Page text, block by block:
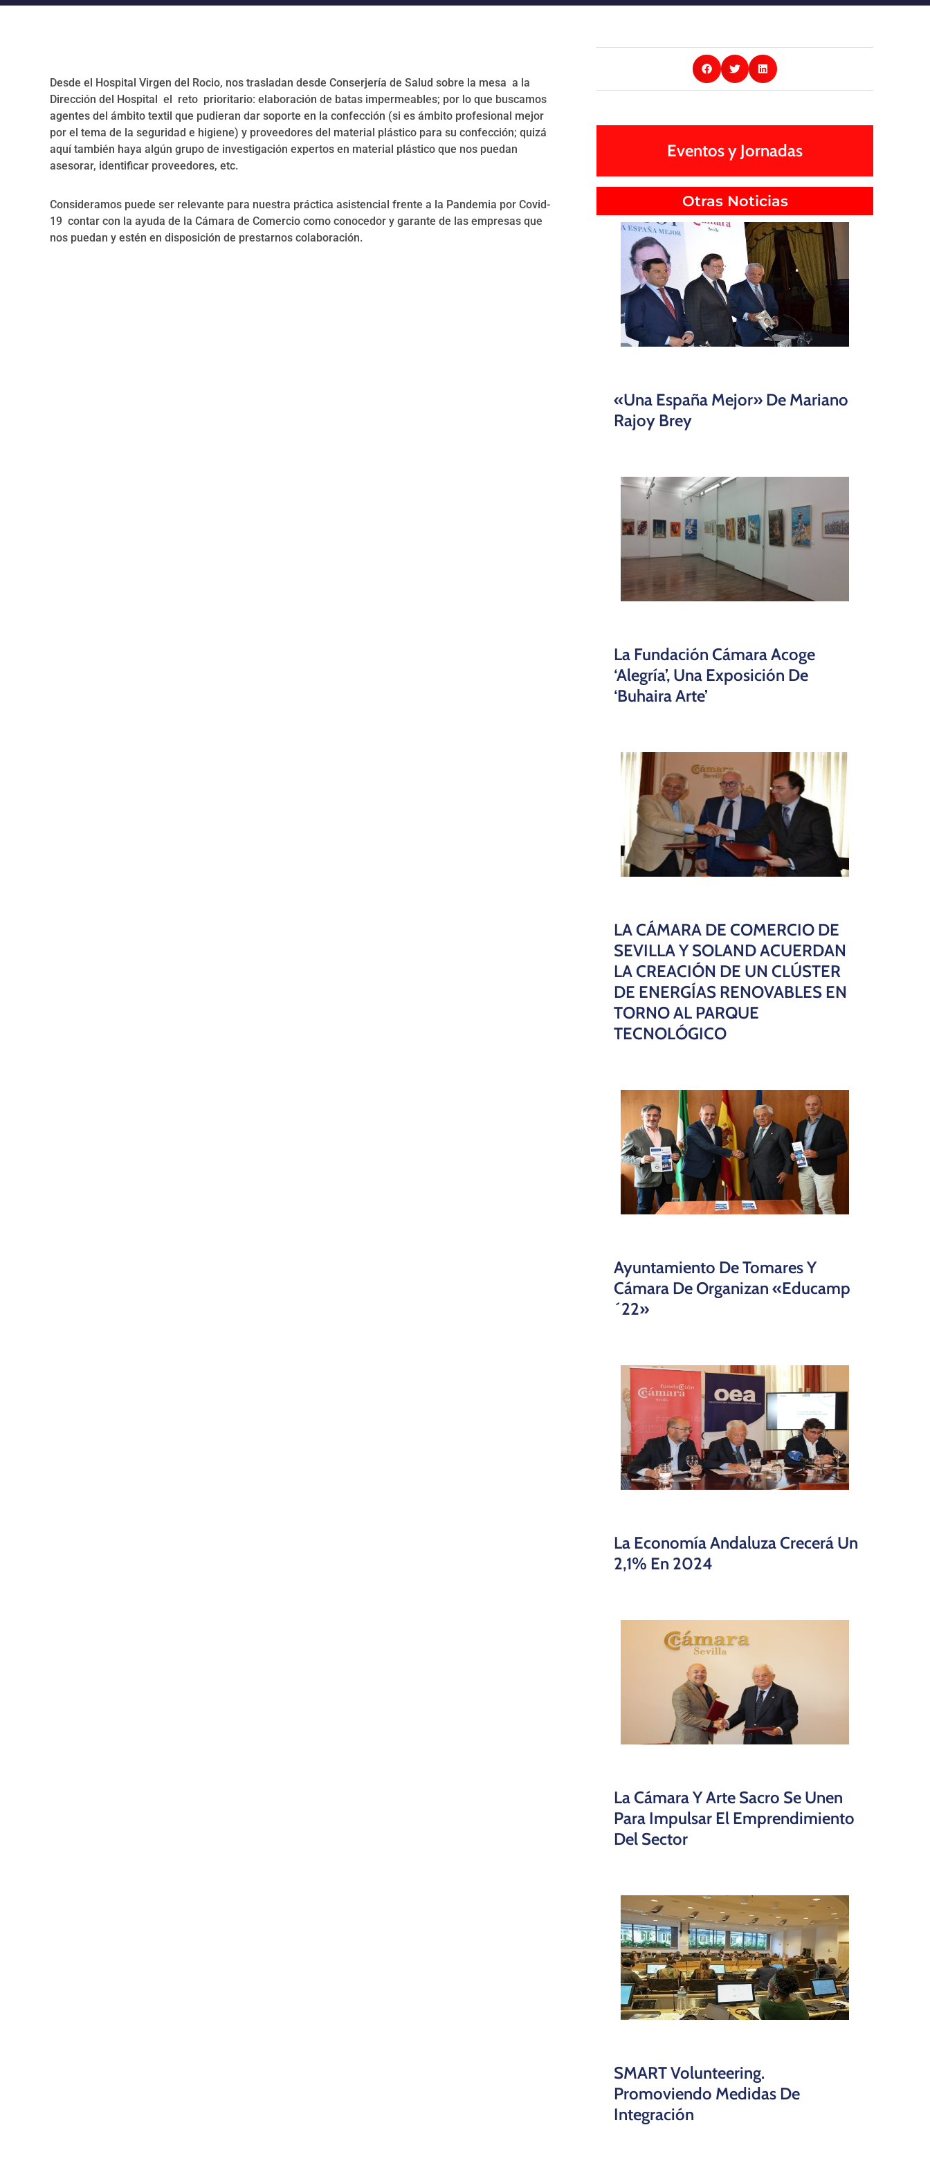
Desde el Hospital Virgen del Rocio, nos trasladan desde Conserjería de Salud sobre la mesa a la
Dirección del Hospital el reto prioritario: elaboración de batas impermeables; por lo que buscamos
agentes del ámbito textil que pudieran dar soporte en la confección (si es ámbito profesional mejor
por el tema de la seguridad e higiene) y proveedores del material plástico para su confección; quizá
aquí también haya algún grupo de investigación expertos en material plástico que nos puedan
asesorar, identificar proveedores, etc.
Consideramos puede ser relevante para nuestra práctica asistencial frente a la Pandemia por Covid-
19 contar con la ayuda de la Cámara de Comercio como conocedor y garante de las empresas que
nos puedan y estén en disposición de prestarnos colaboración.
Eventos y Jornadas
Otras Noticias
«Una España Mejor» De Mariano
Rajoy Brey
La Fundación Cámara Acoge
‘Alegría’, Una Exposición De
‘Buhaira Arte’
LA CÁMARA DE COMERCIO DE
SEVILLA Y SOLAND ACUERDAN
LA CREACIÓN DE UN CLÚSTER
DE ENERGÍAS RENOVABLES EN
TORNO AL PARQUE
TECNOLÓGICO
Ayuntamiento De Tomares Y
Cámara De Organizan «educamp
´22»
La Economía Andaluza Crecerá Un
2,1% En 2024
La Cámara Y Arte Sacro Se Unen
Para Impulsar El Emprendimiento
Del Sector
SMART Volunteering.
Promoviendo Medidas De
Integración